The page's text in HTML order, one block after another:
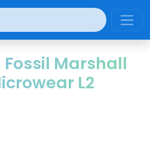
Marshall
L2